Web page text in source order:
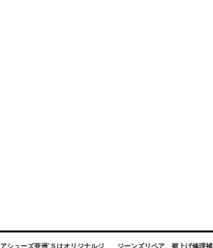
アシューズ亜洲’Ｓはオリジナルジ ジーンズリペア、裾上げ修理補